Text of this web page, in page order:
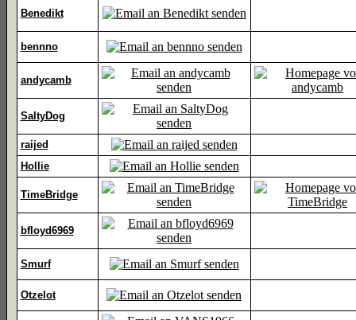
Benedikt
bennno
andycamb
SaltyDog
raijed
Hollie
TimeBridge
bfloyd6969
Smurf
Otzelot